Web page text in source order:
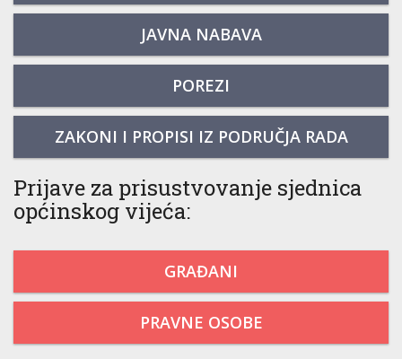
JAVNA NABAVA
POREZI
ZAKONI I PROPISI IZ PODRUČJA RADA
Prijave za prisustvovanje sjednica
općinskog vijeća:
GRAĐANI
PRAVNE OSOBE